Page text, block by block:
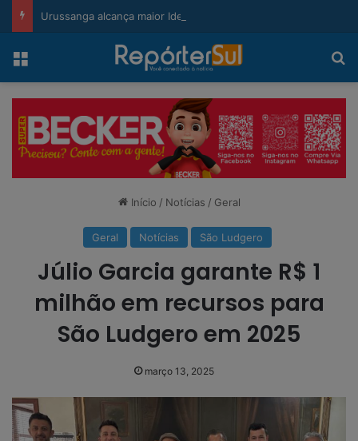
Menu
Início / Notícias / Geral
Geral Notícias São Ludgero
Júlio Garcia garante R$ 1
milhão em recursos para
São Ludgero em 2025
março 13, 2025